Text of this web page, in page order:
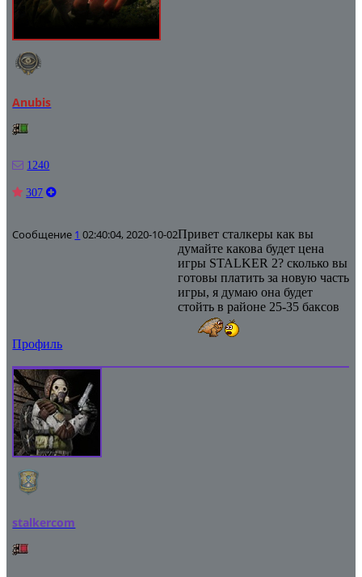
Anubis
1240
307
Сообщение 1 02:40:04, 2020-10-02Привет сталкеры как вы
думайте какова будет цена
игры STALKER 2? сколько вы
готовы платить за новую часть
игры, я думаю она будет
стойть в районе 25-35 баксов
Профиль
stalkercom